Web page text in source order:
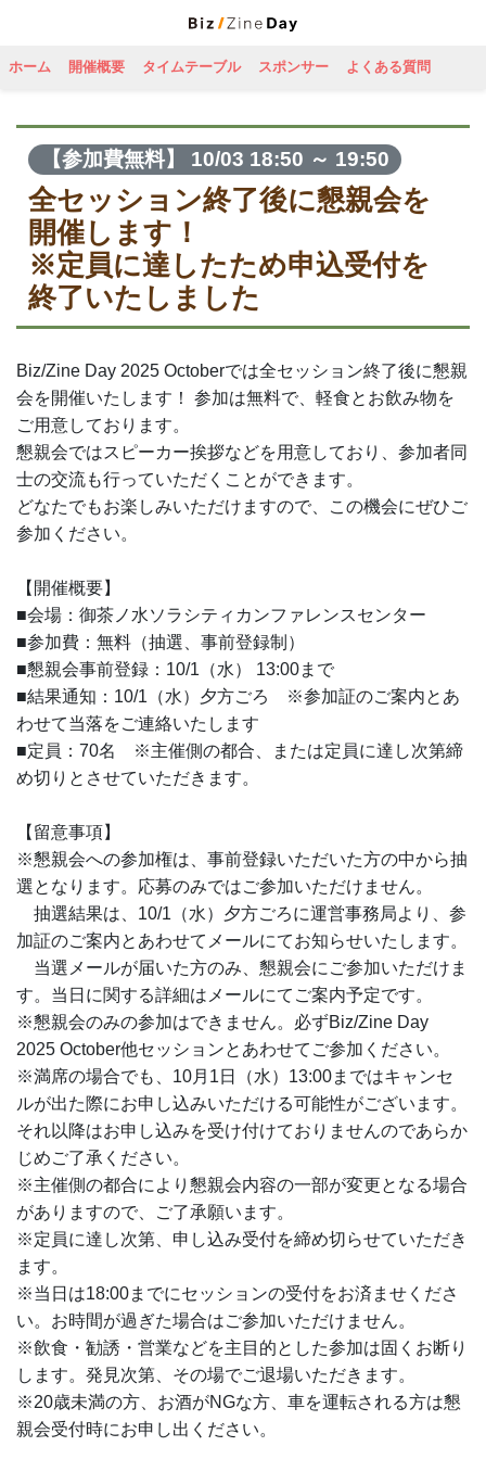
ホーム 開催概要 タイムテーブル スポンサー よくある質問
【参加費無料】 10/03 18:50 ～ 19:50
全セッション終了後に懇親会を
開催します！
※定員に達したため申込受付を
終了いたしました
Biz/Zine Day 2025 Octoberでは全セッション終了後に懇親
会を開催いたします！ 参加は無料で、軽食とお飲み物を
ご用意しております。
懇親会ではスピーカー挨拶などを用意しており、参加者同
士の交流も行っていただくことができます。
どなたでもお楽しみいただけますので、この機会にぜひご
参加ください。
【開催概要】
■会場：御茶ノ水ソラシティカンファレンスセンター
■参加費：無料（抽選、事前登録制）
■懇親会事前登録：10/1（水） 13:00まで
■結果通知：10/1（水）夕方ごろ ※参加証のご案内とあ
わせて当落をご連絡いたします
■定員：70名 ※主催側の都合、または定員に達し次第締
め切りとさせていただきます。
【留意事項】
※懇親会への参加権は、事前登録いただいた方の中から抽
選となります。応募のみではご参加いただけません。
抽選結果は、10/1（水）夕方ごろに運営事務局より、参
加証のご案内とあわせてメールにてお知らせいたします。
当選メールが届いた方のみ、懇親会にご参加いただけま
す。当日に関する詳細はメールにてご案内予定です。
※懇親会のみの参加はできません。必ずBiz/Zine Day
2025 October他セッションとあわせてご参加ください。
※満席の場合でも、10月1日（水）13:00まではキャンセ
ルが出た際にお申し込みいただける可能性がございます。
それ以降はお申し込みを受け付けておりませんのであらか
じめご了承ください。
※主催側の都合により懇親会内容の一部が変更となる場合
がありますので、ご了承願います。
※定員に達し次第、申し込み受付を締め切らせていただき
ます。
※当日は18:00までにセッションの受付をお済ませくださ
い。お時間が過ぎた場合はご参加いただけません。
※飲食・勧誘・営業などを主目的とした参加は固くお断り
します。発見次第、その場でご退場いただきます。
※20歳未満の方、お酒がNGな方、車を運転される方は懇
親会受付時にお申し出ください。